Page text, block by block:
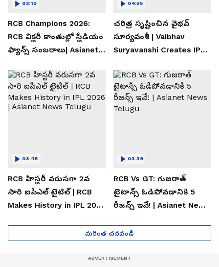
RCB Champions 2026:
RCB విక్టరీ కాంతుల్లో స్టేడియం
ఫ్యాన్స్ సంబరాలు| Asianet
03:19
చరిత్ర సృష్టించిన వైభవ్
సూర్యవంశీ | Vaibhav
Suryavanshi Creates IPL
Telugu
04:55
RCB హిస్టరీ వరుసగా 2వ
సారి ఐపీఎల్ టైటిల్ | RCB
Makes History in IPL 2026
03:48
RCB Vs GT: గుజరాత్
టైటాన్స్ ఓడిపోవడానికి 5
రీజన్స్ ఇవే! | Asianet News
03:39
మరింత చదవండి